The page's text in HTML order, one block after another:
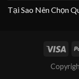
Tại Sao Nên Chọn